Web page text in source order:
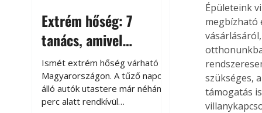
Extrém hőség: 7
tanács, amivel
megóvhatjuk
autónkat a nyári
károktól
Ismét extrém hőség várható
Magyarországon. A tűző napon
álló autók utastere már néhány
perc alatt rendkívül
Épületeink
megbízható
szükséges,
támogatás